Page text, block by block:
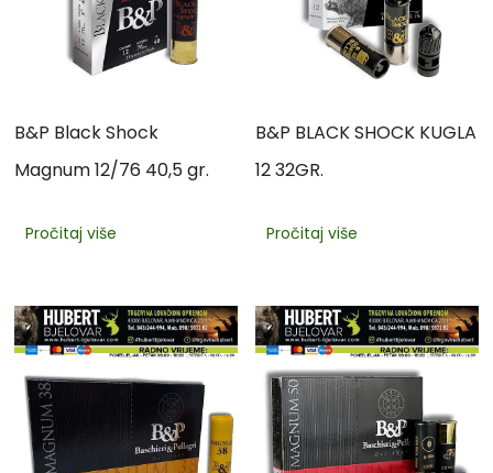
B&P Black Shock
Magnum 12/76 40,5 gr.
Pročitaj više
B&P BLACK SHOCK KUGLA
12 32GR.
Pročitaj više